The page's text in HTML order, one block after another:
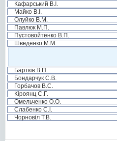
Кафарський В.І.
Майко В.І.
Олуйко В.М.
Павлюк М.П.
Пустовойтенко В.П.
Шведенко М.М.
Бартків В.П.
Бондарчук С.В.
Горбачов В.С.
Кіроянц С.Г.
Омельченко О.О.
Слабенко С.І.
Чорновіл Т.В.